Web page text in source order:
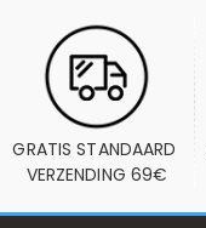
GRATIS STANDAARD
VERZENDING 69€